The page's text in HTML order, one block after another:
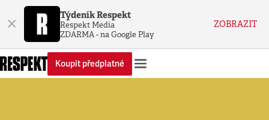
× Týdeník Respekt
Respekt Media
ZDARMA - na Google Play
ZOBRAZIT
Koupit předplatné